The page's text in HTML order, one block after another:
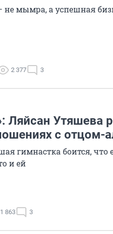
не мымра, а успешная
2 377 3
Ляйсан Утяшева
с отцом-
гимнастка боится, что
и ей
1 863 3